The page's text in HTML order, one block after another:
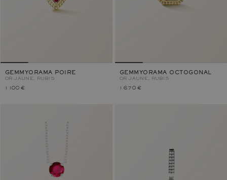
GEMMYORAMA POIRE
OR JAUNE, RUBIS
1 100 €
GEMMYORAMA OCTOGONAL
OR JAUNE, RUBIS
1 670 €